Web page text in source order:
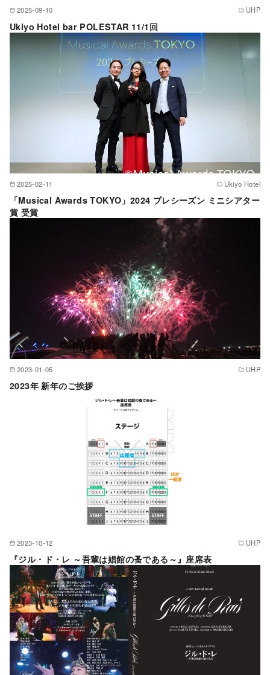
2025-09-10 UHP
Ukiyo Hotel bar POLESTAR 11/1回
2025-02-11 Ukiyo Hotel
「Musical Awards TOKYO」2024 プレシーズン ミニシアター
賞 受賞
2023-01-05 UHP
2023年 新年のご挨拶
2023-10-12 UHP
『ジル・ド・レ ～吾輩は娼館の蚤である～』座席表